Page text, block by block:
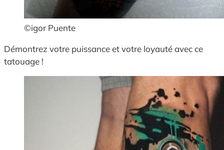
©igor Puente
Démontrez votre puissance et votre loyauté avec ce
tatouage !